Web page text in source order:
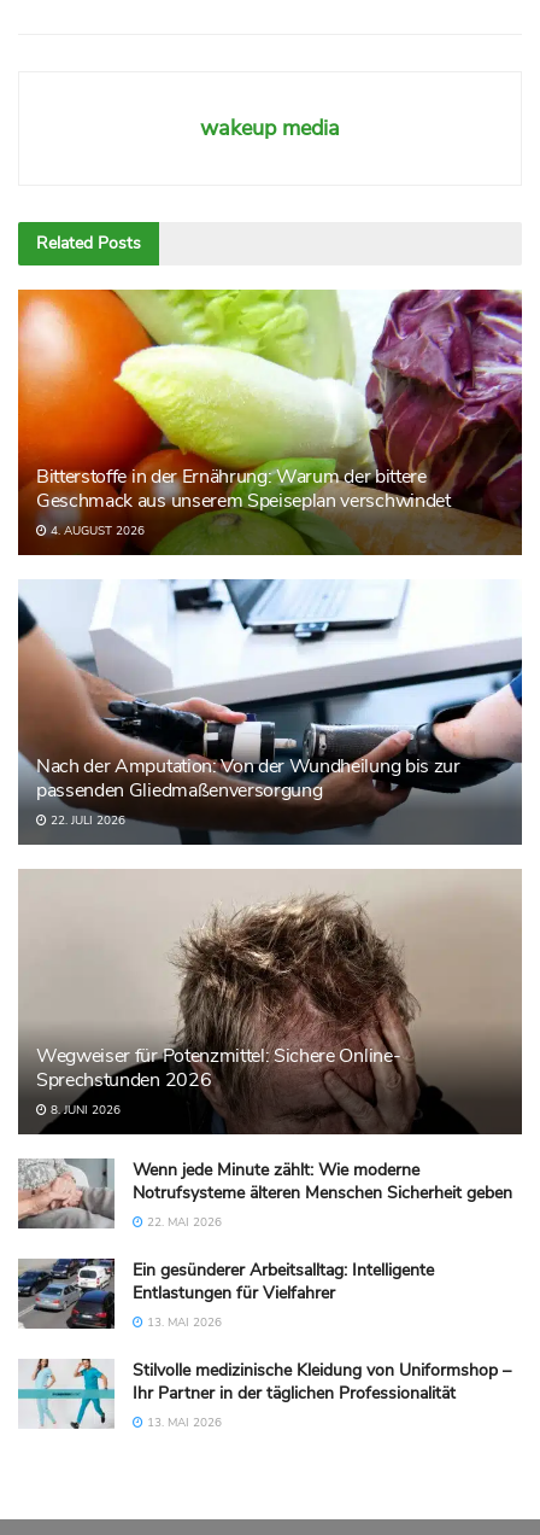
wakeup media
Related Posts
Bitterstoffe in der Ernährung: Warum der bittere
Geschmack aus unserem Speiseplan verschwindet
4. AUGUST 2026
Nach der Amputation: Von der Wundheilung bis zur
passenden Gliedmaßenversorgung
22. JULI 2026
Wegweiser für Potenzmittel: Sichere Online-
Sprechstunden 2026
8. JUNI 2026
Wenn jede Minute zählt: Wie moderne
Notrufsysteme älteren Menschen Sicherheit geben
22. MAI 2026
Ein gesünderer Arbeitsalltag: Intelligente
Entlastungen für Vielfahrer
13. MAI 2026
Stilvolle medizinische Kleidung von Uniformshop –
Ihr Partner in der täglichen Professionalität
13. MAI 2026